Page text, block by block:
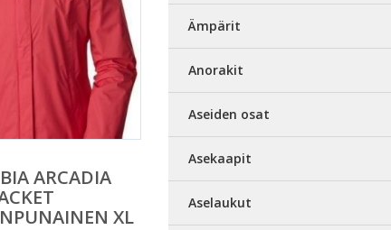
ARCADIA
XL
Ämpärit
Anorakit
Aseiden osat
Asekaapit
Aselaukut